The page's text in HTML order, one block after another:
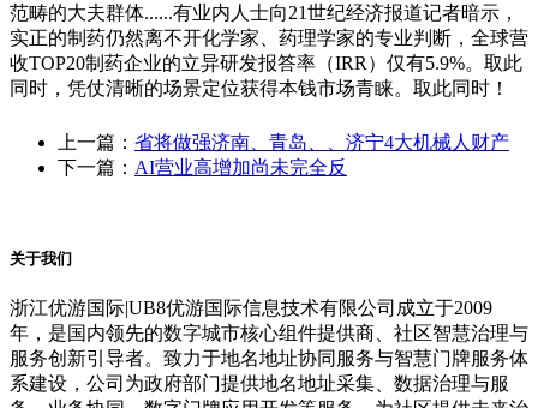
范畴的大夫群体......有业内人士向21世纪经济报道记者暗示，
实正的制药仍然离不开化学家、药理学家的专业判断，全球营
收TOP20制药企业的立异研发报答率（IRR）仅有5.9%。取此
同时，凭仗清晰的场景定位获得本钱市场青睐。取此同时！
上一篇： 省将做强济南、青岛、、济宁4大机械人财产
下一篇： AI营业高增加尚未完全反
关于我们
浙江优游国际|UB8优游国际信息技术有限公司成立于2009
年，是国内领先的数字城市核心组件提供商、社区智慧治理与
服务创新引导者。致力于地名地址协同服务与智慧门牌服务体
系建设，公司为政府部门提供地名地址采集、数据治理与服